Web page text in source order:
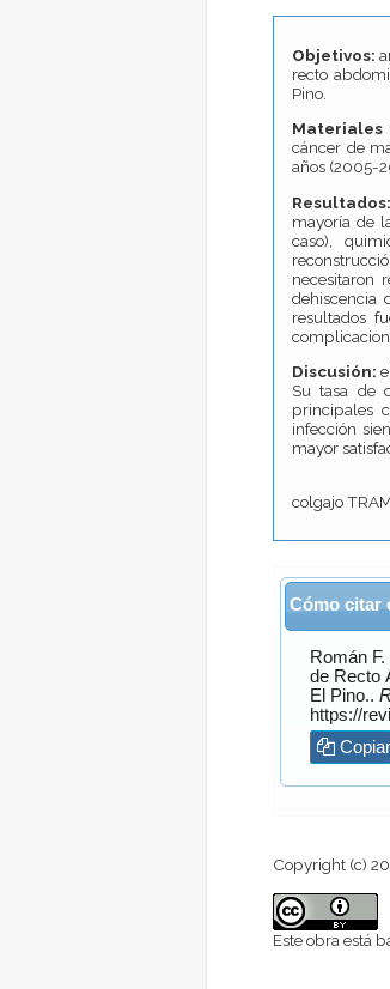
Objetivos:
recto
Pino.
Materiales
cáncer de
años (2005-
Resultados:
mayoría de
caso),
necesitaron
dehiscencia
resultados
Discusión:
Su tasa de
principales
infección
mayor
3
colgajo
Cómo citar
Román F.
de Recto
El Pino..
Copiar
Copyright (c)
Este obra está